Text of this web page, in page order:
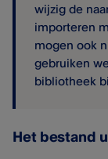
wijzig de
importeren
mogen ook
gebruiken
bibliotheek
Het bestand